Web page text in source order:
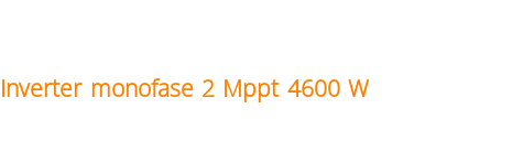
Inverter monofase 2 Mppt 4600 W